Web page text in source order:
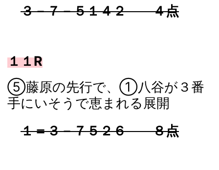
３－７－５１４２ ４点
１１R
⑤藤原の先行で、①八谷が３番
手にいそうで恵まれる展開
１＝３－７５２６ ８点